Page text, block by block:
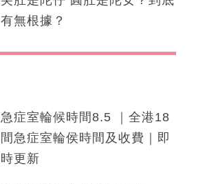
有無根據？
急症室輪候時間8.5 ｜全港18
間急症室輪侯時間及收費｜即
時更新